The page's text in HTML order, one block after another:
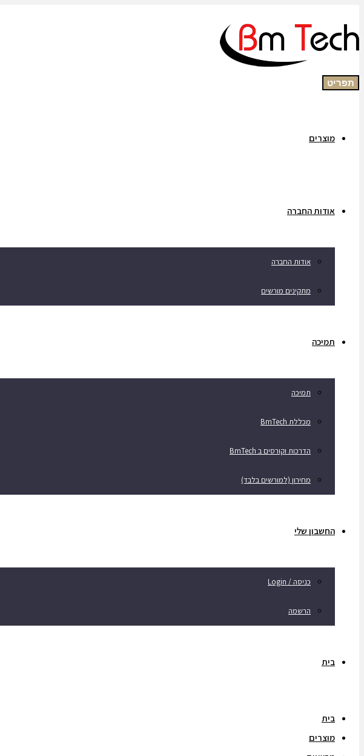
תפריט
מוצרים
אודות החברה
אודות החברה
מתקינים מורשים
תמיכה
תמיכה
מכללת BmTech
הדרכות וקורסים ב BmTech
מחירון (למורשים בלבד)
החשבון שלי
כניסה / Login
הרשמה
בית
בית
מוצרים